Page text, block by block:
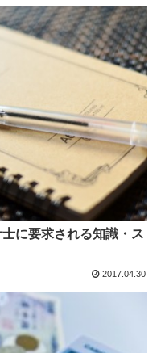
に要求される知識・ス
2017.04.30